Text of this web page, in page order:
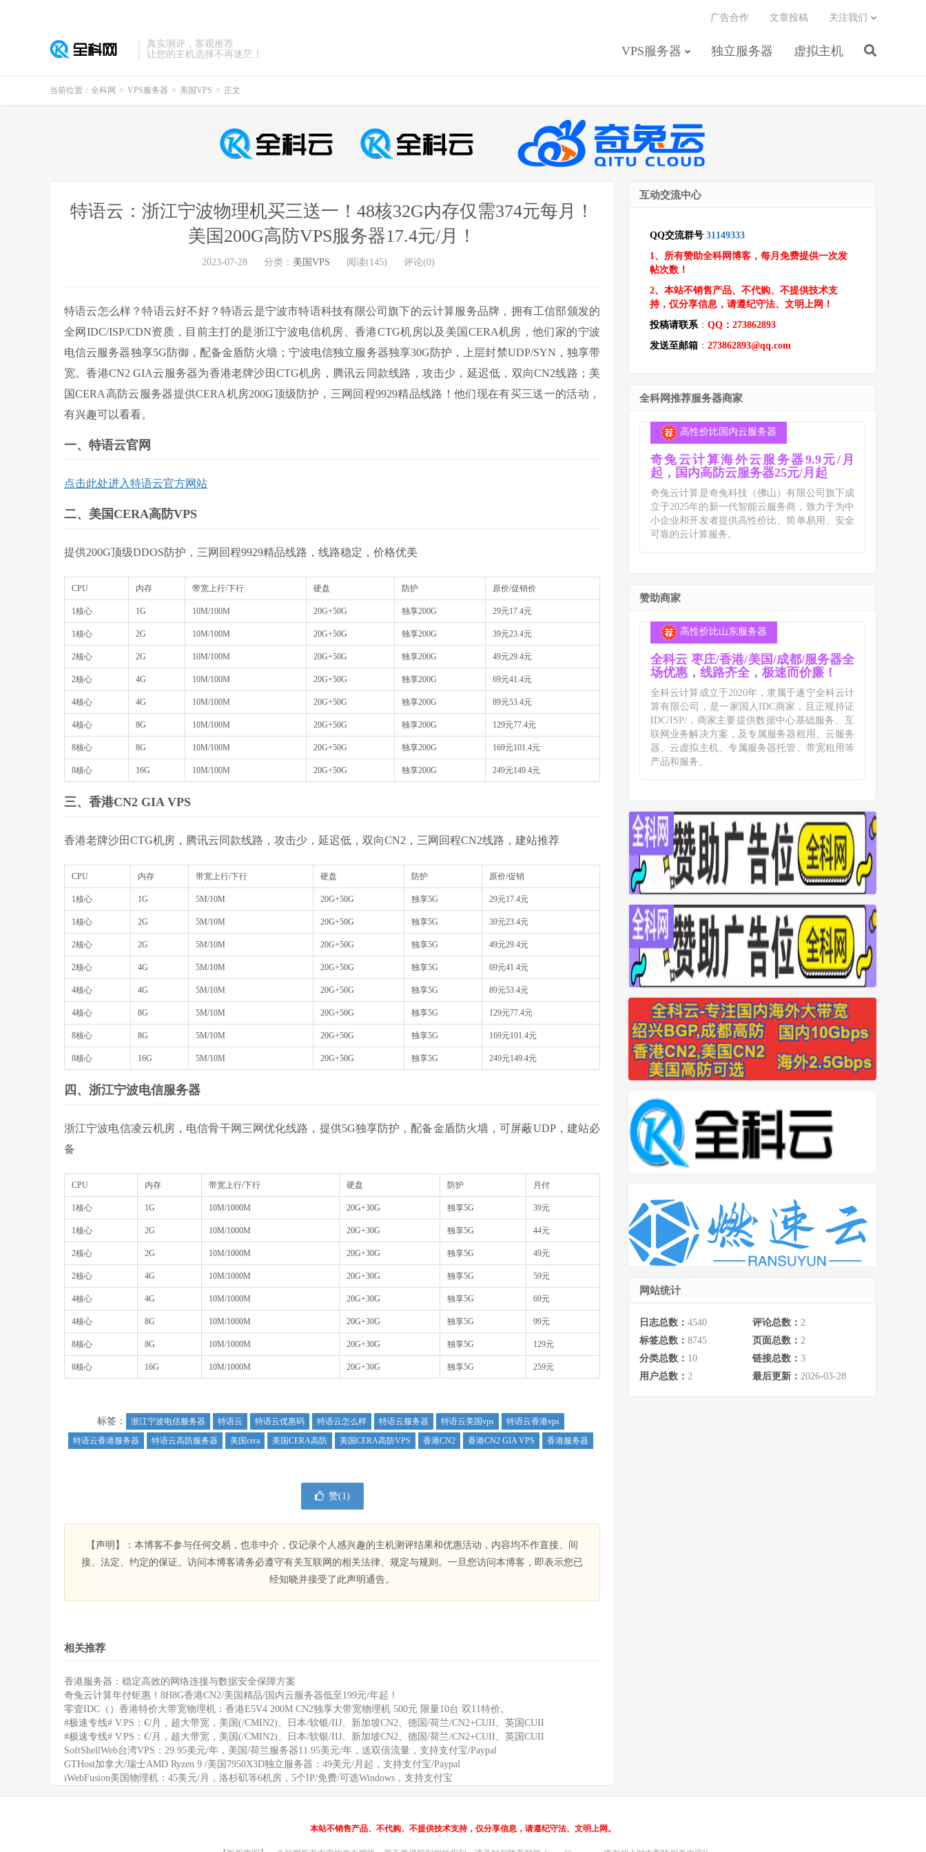
真实测评，客观推荐
让您的主机选择不再迷茫！
VPS服务器 独立服务器 虚拟主机
广告合作 文章投稿 关注我们
当前位置： 全科网 > VPS服务器 > 美国VPS > 正文
特语云：浙江宁波物理机买三送一！48核32G内存仅需374元每月！
美国200G高防VPS服务器17.4元/月！
2023-07-28 分类： 美国VPS 阅读(145) 评论(0)
特语云怎么样？特语云好不好？特语云是宁波市特语科技有限公司旗下的云计算服务品牌，拥有工信部颁发的
全网 IDC/ISP/CDN资质，目前主打的是浙江宁波电信机房、香港CTG机房以及美国 CERA机房，他们家的宁波
电信云服务器独享5G防御，配备金盾防火墙；宁波电信独立服务器独享30G防护，上层封禁UDP/SYN ，独享带
宽。香港CN2 GIA云服务器为香港老牌沙田CTG机房，腾讯云同款线路，攻击少，延迟低，双向CN2线路；美
国CERA高防云服务器提供CERA机房200G顶级防护，三网回程9929精品线路！他们现在有买三送一的活动，
有兴趣可以看看。
一、特语云官网
点击此处进入特语云官方网站
二、美国CERA高防VPS
提供200G顶级DDOS防护，三网回程9929精品线路，线路稳定，价格优美
CPU 内存 带宽上行/下行 硬盘 防护 原价/促销价
1核心 1G 10M/100M 20G+50G 独享200G 29元17.4元
1核心 2G 10M/100M 20G+50G 独享200G 39元23.4元
2核心 2G 10M/100M 20G+50G 独享200G 49元29.4元
2核心 4G 10M/100M 20G+50G 独享200G 69元41.4元
4核心 4G 10M/100M 20G+50G 独享200G 89元53.4元
4核心 8G 10M/100M 20G+50G 独享200G 129元77.4元
8核心 8G 10M/100M 20G+50G 独享200G 169元101.4元
8核心 16G 10M/100M 20G+50G 独享200G 249元149.4元
三、香港CN2 GIA VPS
香港老牌沙田CTG机房，腾讯云同款线路，攻击少，延迟低，双向CN2，三网回程CN2线路，建站推荐
CPU 内存 带宽上行/下行 硬盘 防护 原价/促销
1核心 1G 5M/10M 20G+50G 独享5G 29元17.4元
1核心 2G 5M/10M 20G+50G 独享5G 39元23.4元
2核心 2G 5M/10M 20G+50G 独享5G 49元29.4元
2核心 4G 5M/10M 20G+50G 独享5G 69元41.4元
4核心 4G 5M/10M 20G+50G 独享5G 89元53.4元
4核心 8G 5M/10M 20G+50G 独享5G 129元77.4元
8核心 8G 5M/10M 20G+50G 独享5G 169元101.4元
8核心 16G 5M/10M 20G+50G 独享5G 249元149.4元
四、浙江宁波电信服务器
浙江宁波电信凌云机房，电信骨干网三网优化线路，提供5G独享防护，配备金盾防火墙，可屏蔽UDP，建站必
备
CPU 内存 带宽上行/下行 硬盘 防护 月付
1核心 1G 10M/1000M 20G+30G 独享5G 39元
1核心 2G 10M/1000M 20G+30G 独享5G 44元
2核心 2G 10M/1000M 20G+30G 独享5G 49元
2核心 4G 10M/1000M 20G+30G 独享5G 59元
4核心 4G 10M/1000M 20G+30G 独享5G 69元
4核心 8G 10M/1000M 20G+30G 独享5G 99元
8核心 8G 10M/1000M 20G+30G 独享5G 129元
8核心 16G 10M/1000M 20G+30G 独享5G 259元
标签： 浙江宁波电信服务器 特语云 特语云优惠码 特语云怎么样 特语云服务器 特语云美国vps
特语云香港vps
特语云香港服务器
特语云高防服务器 美国cera 美国CERA高防 美国CERA高防VPS 香港CN2 香港CN2 GIA VPS 香港服务器
赞(1)
【声明】：本博客不参与任何交易，也非中介，仅记录个人感兴趣的主机测评结果和优惠活动，内容均不作直接、间
接、法定、约定的保证。访问本博客请务必遵守有关互联网的相关法律、规定与规则。一旦您访问本博客，即表示您已
经知晓并接受了此声明通告。
相关推荐
香港服务器：稳定高效的网络连接与数据安全保障方案
奇兔云计算年付钜惠！8H8G香港CN2/美国精品/国内云服务器低至199元/年起！
零壹IDC（）香港特价大带宽物理机：香港E5V4 200M CN2独享大带宽物理机 500元 限量10台 双11特价。
#极速专线# V.PS：€/月，超大带宽，美国(/CMIN2)、日本/软银/IIJ、新加坡CN2、德国/荷兰/CN2+CUII、英国CUII
#极速专线# V.PS：€/月，超大带宽，美国(/CMIN2)、日本/软银/IIJ、新加坡CN2、德国/荷兰/CN2+CUII、英国CUII
SoftShellWeb台湾VPS：29.95美元/年，美国/荷兰服务器11.95美元/年，送双倍流量，支持支付宝/Paypal
GTHost加拿大/瑞士AMD Ryzen 9 /美国7950X3D独立服务器：49美元/月起，支持支付宝/Paypal
iWebFusion美国物理机：45美元/月，洛杉矶等6机房，5个IP/免费/可选Windows，支持支付宝
互动交流中心
QQ交流群号:31149333
1、所有赞助全科网博客，每月免费提供一次发
帖次数！
2、本站不销售产品、不代购、不提供技术支
持，仅分享信息，请遵纪守法、文明上网！
投稿请联系： QQ：273862893
发送至邮箱 ： 273862893@qq.com
全科网推荐服务器商家
高性价比国内云服务器
奇兔云计算海外云服务器9.9元/月
起，国内高防云服务器25元/月起
奇兔云计算是奇兔科技（佛山）有限公司旗下成
立于2025年的新一代智能云服务商，致力于为中
小企业和开发者提供高性价比、简单易用、安全
可靠的云计算服务。
赞助商家
高性价比山东服务器
全科云 枣庄/香港/美国/成都/服务器全
场优惠，线路齐全，极速而价廉！
全科云计算成立于2020年，隶属于遂宁全科云计
算有限公司，是一家国人IDC商家，且正规持证
IDC/ISP/，商家主要提供数据中心基础服务、互
联网业务解决方案，及专属服务器租用、云服务
器、云虚拟主机、专属服务器托管、带宽租用等
产品和服务。
网站统计
日志总数： 4540 评论总数： 2
标签总数： 8745 页面总数： 2
分类总数： 10 链接总数： 3
用户总数： 2 最后更新： 2026-03-28
本站不销售产品、不代购、不提供技术支持，仅分享信息，请遵纪守法、文明上网。